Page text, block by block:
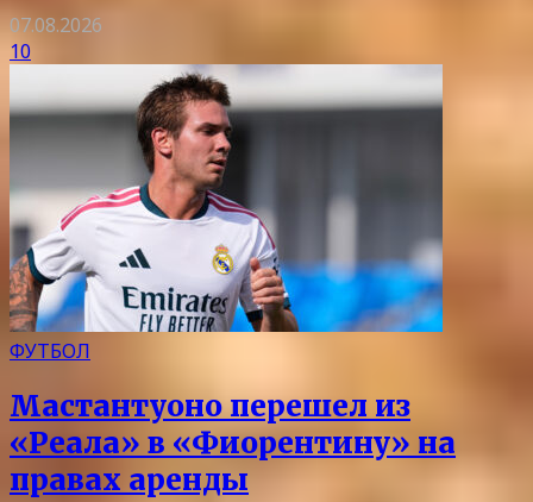
07.08.2026
10
ФУТБОЛ
Мастантуоно перешел из
«Реала» в «Фиорентину» на
правах аренды